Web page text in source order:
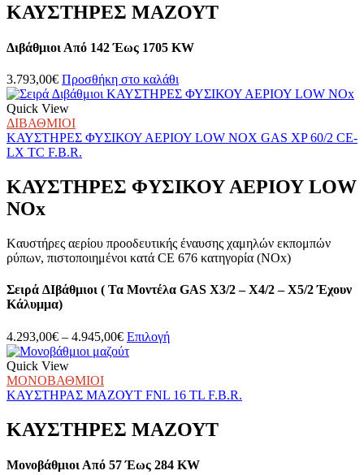
ΚΑΥΣΤΗΡΕΣ ΜΑΖΟΥΤ
Διβάθμιοι Από 142 Έως 1705 KW
3.793,00€ Προσθήκη στο καλάθι
Quick View
ΔΙΒΑΘΜΙΟΙ
ΚΑΥΣΤΗΡΕΣ ΦΥΣΙΚΟΥ ΑΕΡΙΟΥ LOW NOX GAS XP 60/2 CE-
LX TC F.B.R.
ΚΑΥΣΤΗΡΕΣ ΦΥΣΙΚΟΥ ΑΕΡΙΟΥ LOW
NOx
Kαυστήρες αερίου προοδευτικής έναυσης χαμηλών εκπομπών
ρύπων, πιστοποιημένοι κατά CE 676 κατηγορία (NOx)
Σειρά ∆ιβάθμιοι ( Τα Μοντέλα GAS X3/2 – X4/2 – X5/2 Έχουν
Κάλυμμα)
4.293,00€ – 4.945,00€Price
range:
4.945,00€
ΕπιλογήΑυτό
πολλαπλές
Οι
επιλογές
να
Quick View
ΜΟΝΟΒΑΘΜΙΟΙ
ΚΑΥΣΤΗΡΑΣ ΜΑΖΟΥΤ FNL 16 TL F.B.R.
ΚΑΥΣΤΗΡΕΣ ΜΑΖΟΥΤ
Μονοβάθμιοι Από 57 Έως 284 KW